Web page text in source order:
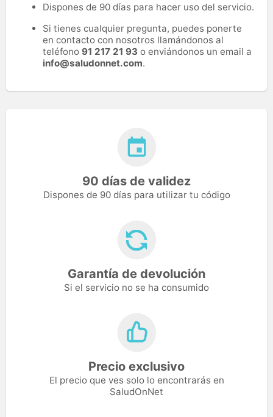
Dispones de 90 días para hacer uso del servicio.
Si tienes cualquier pregunta, puedes ponerte
en contacto con nosotros llamándonos al
teléfono 91 217 21 93 o enviándonos un email a
info@saludonnet.com.
90 días de validez
Dispones de 90 días para utilizar tu código
Garantía de devolución
Si el servicio no se ha consumido
Precio exclusivo
El precio que ves solo lo encontrarás en
SaludOnNet